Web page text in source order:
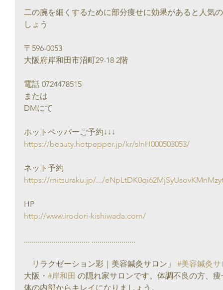
二の腕を細くするために部分痩せに効果があると人気
しょう
〒596-0053
大阪府岸和田市沼町29-18 2階
電話 0724478515
または
DMにて
ホットペッパーご予約↓↓↓
https://beauty.hotpepper.jp/kr/slnH000503053/
ネット予約
https://mitsuraku.jp/.../
HP
http://www.irodori-kishiwada.com/
................................. ......................
リラクゼーション彩｜美容鍼灸サロン」 #美容鍼灸サ
大阪・ #岸和田 の隠れ家サロンです。体調不良の方、
体の内部からキレイになりましょう。